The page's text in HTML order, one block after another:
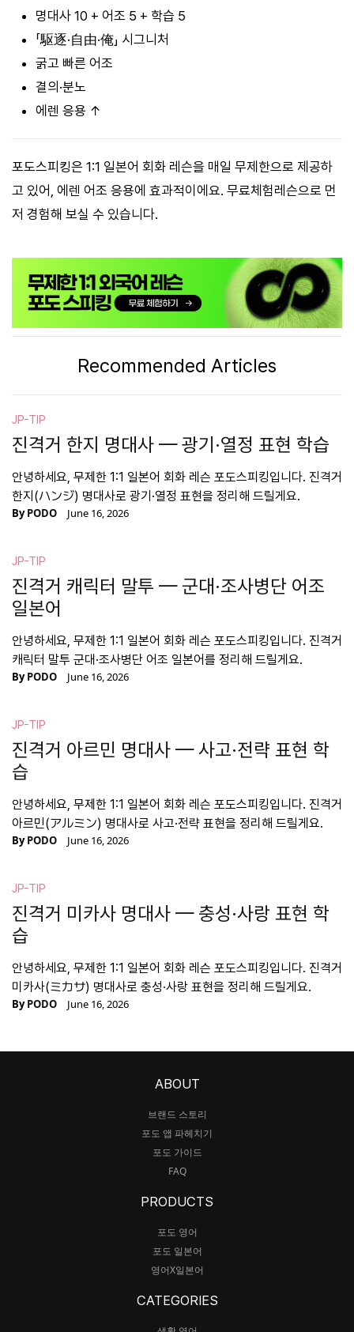
명대사 10 + 어조 5 + 학습 5
「駆逐·自由·俺」 시그니처
굵고 빠른 어조
결의·분노
에렌 응용 ↑
포도스피킹은 1:1 일본어 회화 레슨을 매일 무제한으로 제공하
고 있어, 에렌 어조 응용에 효과적이에요. 무료체험레슨으로 먼
저 경험해 보실 수 있습니다.
Recommended Articles
JP-TIP
진격거 한지 명대사 — 광기·열정 표현 학습
안녕하세요, 무제한 1:1 일본어 회화 레슨 포도스피킹입니다. 진격거
한지(ハンジ) 명대사로 광기·열정 표현을 정리해 드릴게요.
ByPODO June 16, 2026
JP-TIP
진격거 캐릭터 말투 — 군대·조사병단 어조
일본어
안녕하세요, 무제한 1:1 일본어 회화 레슨 포도스피킹입니다. 진격거
캐릭터 말투 군대·조사병단 어조 일본어를 정리해 드릴게요.
ByPODO June 16, 2026
JP-TIP
진격거 아르민 명대사 — 사고·전략 표현 학
습
안녕하세요, 무제한 1:1 일본어 회화 레슨 포도스피킹입니다. 진격거
아르민(アルミン) 명대사로 사고·전략 표현을 정리해 드릴게요.
ByPODO June 16, 2026
JP-TIP
진격거 미카사 명대사 — 충성·사랑 표현 학
습
안녕하세요, 무제한 1:1 일본어 회화 레슨 포도스피킹입니다. 진격거
미카사(ミカサ) 명대사로 충성·사랑 표현을 정리해 드릴게요.
ByPODO June 16, 2026
ABOUT
브랜드 스토리
포도 앱 파헤치기
포도 가이드
FAQ
PRODUCTS
포도 영어
포도 일본어
영어X일본어
CATEGORIES